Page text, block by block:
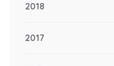
2018
2017